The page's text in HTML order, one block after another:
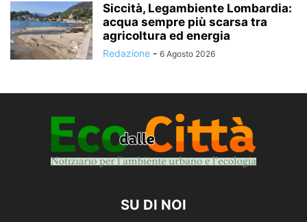
Siccità, Legambiente Lombardia:
acqua sempre più scarsa tra
agricoltura ed energia
Redazione - 6 Agosto 2026
SU DI NOI